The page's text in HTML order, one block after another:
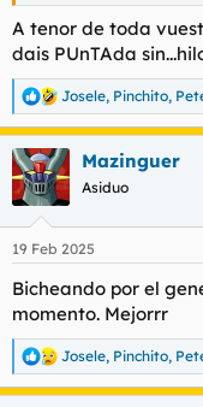
A tenor de toda
dais PUnTAda
R
e
a
c
c
i
e
s
:
Josele, Pinchito,
Mazinguer
Asiduo
19 Feb 2025
Bicheando por el
momento. Mejorrr
R
e
a
Josele, Pinchito,